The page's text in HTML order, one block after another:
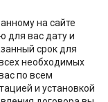
на сайте
для вас дату и
срок для
необходимых
по всем
и установкой